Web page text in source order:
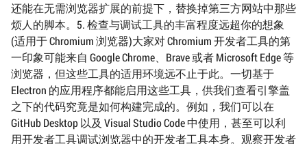
还能在无需浏览器扩展的前提下，替换掉第三方网站中那些
烦人的脚本。5. 检查与调试工具的丰富程度远超你的想象
(适用于 Chromium 浏览器)大家对 Chromium 开发者工具的第
一印象可能来自 Google Chrome、Brave 或者 Microsoft Edge 等
浏览器，但这些工具的适用环境远不止于此。一切基于
Electron 的应用程序都能启用这些工具，供我们查看引擎盖
之下的代码究竟是如何构建完成的。例如，我们可以在
GitHub Desktop 以及 Visual Studio Code 中使用，甚至可以利
用开发者工具调试浏览器中的开发者工具本身。观察开发者